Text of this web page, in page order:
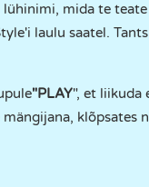
mida te
laulu saatel.
"PLAY", et liikuda
klõpsates